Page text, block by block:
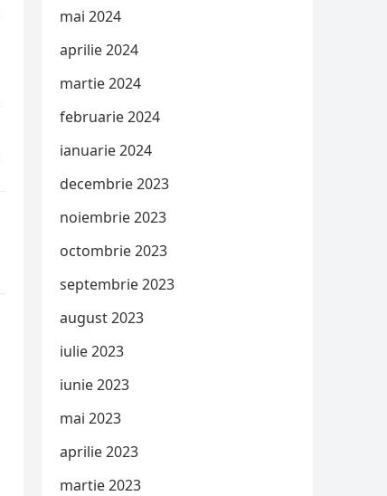
mai 2024
aprilie 2024
martie 2024
februarie 2024
ianuarie 2024
decembrie 2023
noiembrie 2023
octombrie 2023
septembrie 2023
august 2023
iulie 2023
iunie 2023
mai 2023
aprilie 2023
martie 2023